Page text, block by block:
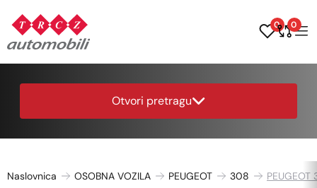
0 0
Otvori pretragu
Naslovnica OSOBNA VOZILA PEUGEOT 308 PEUGEOT